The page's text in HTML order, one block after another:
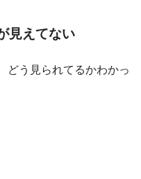
見えてない
どう見られてるかわかっ